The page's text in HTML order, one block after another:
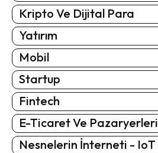
Kripto Ve Dijital Para
Yatırım
Mobil
Startup
Fintech
E-Ticaret Ve Pazaryerleri
Nesnelerin İnterneti - IoT